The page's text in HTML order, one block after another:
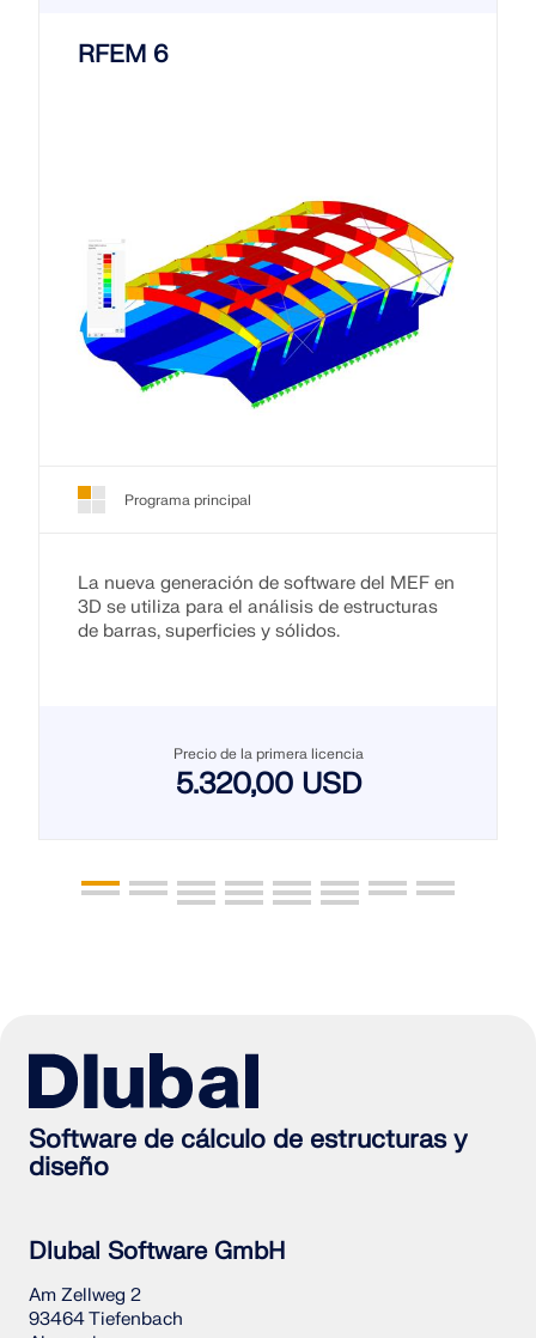
RFEM 6
Programa principal
La nueva generación de software del MEF en
3D se utiliza para el análisis de estructuras
de barras, superficies y sólidos.
Precio de la primera licencia
5.320,00 USD
Software de cálculo de estructuras y
diseño
Dlubal Software GmbH
Am Zellweg 2
93464 Tiefenbach